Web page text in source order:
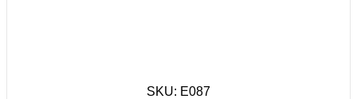
SKU: E087